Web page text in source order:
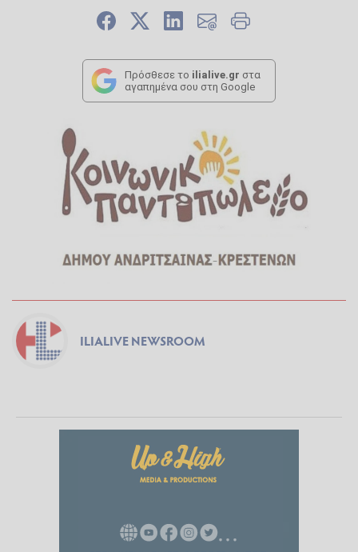
Πρόσθεσε το ilialive.gr στα
αγαπημένα σου στη Google
ILIALIVE NEWSROOM